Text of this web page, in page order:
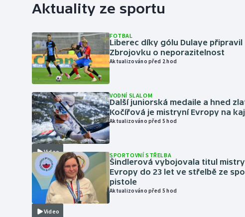
Aktuality ze sportu
FOTBAL
Liberec díky gólu Dulaye připravil
Zbrojovku o neporazitelnost
Aktualizováno před 2 hod
Video
VODNÍ SLALOM
Další juniorská medaile a hned
Kočířová je mistryní Evropy na
Aktualizováno před 5 hod
Video
SPORTOVNÍ STŘELBA
Šindlerová vybojovala titul
Evropy do 23 let ve střelbě ze
pistole
Aktualizováno před 5 hod